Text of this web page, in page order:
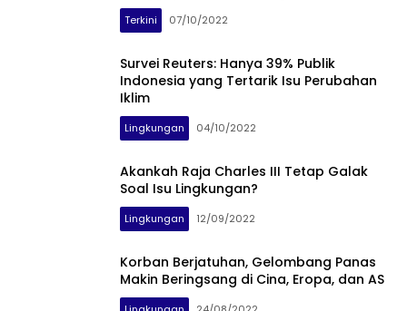
Terkini 07/10/2022
Survei Reuters: Hanya 39% Publik
Indonesia yang Tertarik Isu Perubahan
Iklim
Lingkungan 04/10/2022
Akankah Raja Charles III Tetap Galak
Soal Isu Lingkungan?
Lingkungan 12/09/2022
Korban Berjatuhan, Gelombang Panas
Makin Beringsang di Cina, Eropa, dan AS